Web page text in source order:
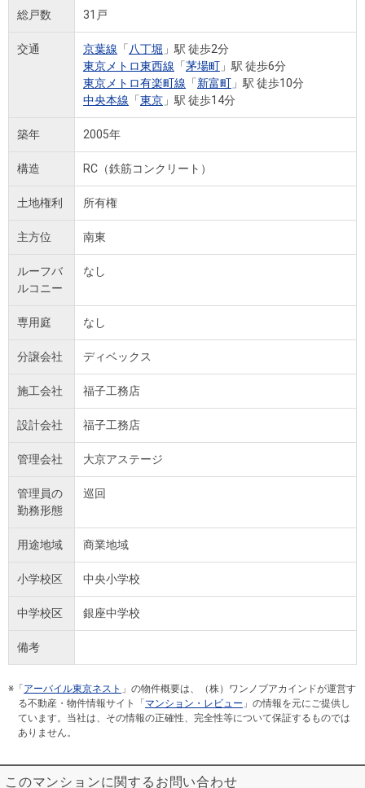
総戸数 31戸
交通 京葉線 「 八丁堀 」駅 徒歩2分
東京メトロ東西線 「茅場町 」駅 徒歩6分
東京メトロ有楽町線 「新富町 」駅 徒歩10分
中央本線 「東京 」駅 徒歩14分
築年 2005年
構造 RC（鉄筋コンクリート）
土地権利 所有権
主方位 南東
ルーフバ
ルコニー
なし
専用庭 なし
分譲会社 ディベックス
施工会社 福子工務店
設計会社 福子工務店
管理会社 大京アステージ
管理員の
勤務形態
巡回
用途地域 商業地域
小学校区 中央小学校
中学校区 銀座中学校
備考
※「 アーバイル東京ネスト 」の物件概要は、（株）ワンノブアカインドが運営す
る不動産・物件情報サイト「 マンション・レビュー 」の情報を元にご提供し
ています。当社は、その情報の正確性、完全性等について保証するものでは
ありません。
このマンションに関するお問い合わせ